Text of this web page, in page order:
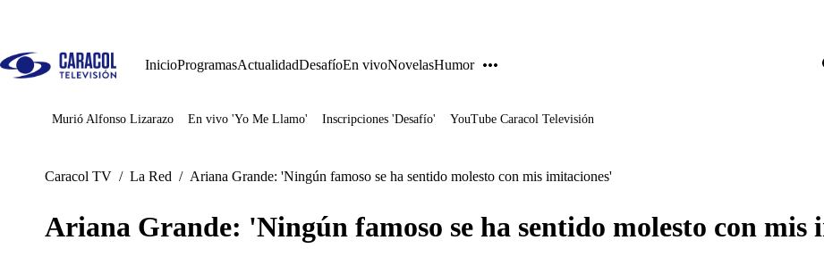
InicioProgramasActualidadDesafíoEn vivoNovelasHumor
Juegos
Murió Alfonso Lizarazo En vivo 'Yo Me Llamo' Inscripciones 'Desafío' YouTube Caracol Televisión
Caracol TV / La Red / Ariana Grande: 'Ningún famoso se ha sentido molesto con mis imitaciones'
Ariana Grande: 'Ningún famoso se ha sentido molesto con mis